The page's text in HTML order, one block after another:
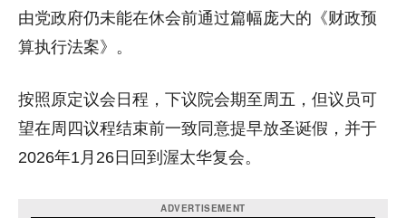
由党政府仍未能在休会前通过篇幅庞大的《财政预
算执行法案》。
按照原定议会日程，下议院会期至周五，但议员可
望在周四议程结束前一致同意提早放圣诞假，并于
2026年1月26日回到渥太华复会。